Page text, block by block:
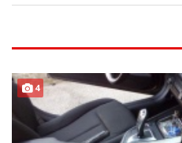
4